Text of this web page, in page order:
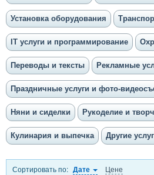
Установка оборудования
IT услуги и программирование
Переводы и тексты Рекламные
Праздничные услуги и фото-
Няни и сиделки Рукоделие и
Кулинария и выпечка Другие
Сортировать по: Дате
Цене